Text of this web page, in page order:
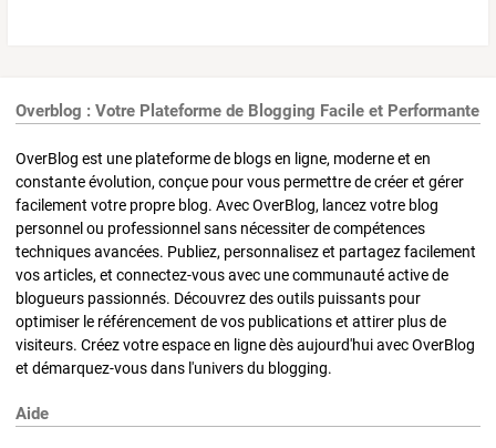
Overblog : Votre Plateforme de Blogging Facile et Performante
OverBlog est une plateforme de blogs en ligne, moderne et en
constante évolution, conçue pour vous permettre de créer et gérer
facilement votre propre blog. Avec OverBlog, lancez votre blog
personnel ou professionnel sans nécessiter de compétences
techniques avancées. Publiez, personnalisez et partagez facilement
vos articles, et connectez-vous avec une communauté active de
blogueurs passionnés. Découvrez des outils puissants pour
optimiser le référencement de vos publications et attirer plus de
visiteurs. Créez votre espace en ligne dès aujourd'hui avec OverBlog
et démarquez-vous dans l'univers du blogging.
Aide